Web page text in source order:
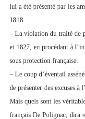
lui a été présenté par les
1818.
– La violation du traité de
et 1827, en procédant à
sous protection française.
– Le coup d’éventail
de présenter des excuses à
Mais quels sont les
français De Polignac, dira